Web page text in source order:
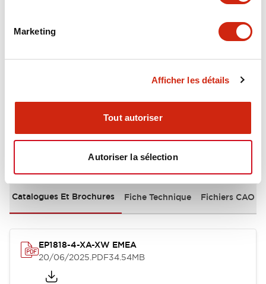
Marketing
Afficher les détails
Tout autoriser
Autoriser la sélection
Mounting and Installation Specifications
Documents et fichiers
Catalogues Et Brochures Fiche Technique Fichiers CAO
EP1818-4-XA-XW EMEA
20/06/2025.PDF34.54MB